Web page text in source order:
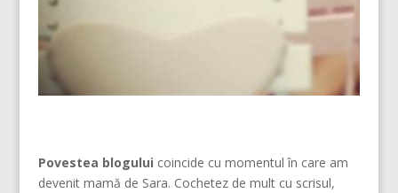
Povestea blogului coincide cu momentul în care am
devenit mamă de Sara. Cochetez de mult cu scrisul,